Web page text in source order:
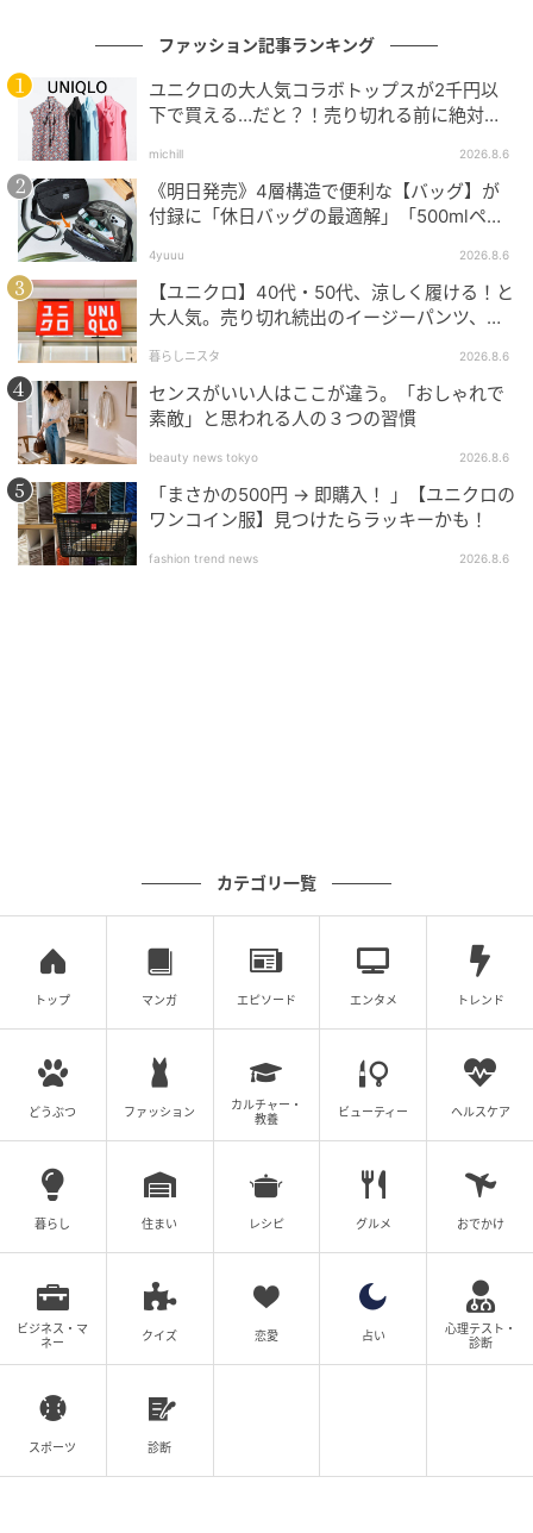
素敵なあの人Web
コート：USヴィンテージ・アーミーコート T.B.オリジ
ナル刺繡
パンツ：tigre brocante
ブラウス：tigre brocante
スカーフ：ヴィンテージ Karl Lagerfeld
バック：CHANEL
シューズ：Nike Air Max
メガネ：MYKITA LAYANA
残念ながら会場内部の撮影はすっかり忘れて残念！
天満宮と言えば今、期間限定の特別な仮殿が迎えてく
れます。
ファッション記事ランキング
ユニクロの大人気コラボトップスが2千円以
下で買える…だと？！売り切れる前に絶対買
michill 2026.8.6
《明日発売》4層構造で便利な【バッグ】が
付録に「休日バッグの最適解」「500mlペッ
4yuuu 2026.8.6
【ユニクロ】40代・50代、涼しく履ける！と
大人気。売り切れ続出のイージーパンツ、買
暮らしニスタ 2026.8.6
センスがいい人はここが違う。「おしゃれで
素敵」と思われる人の３つの習慣
beauty news tokyo 2026.8.6
「まさかの500円 → 即購入！ 」【ユニクロの
ワンコイン服】見つけたらラッキーかも！
fashion trend news 2026.8.6
カテゴリ一覧
トップ マンガ エピソード エンタメ トレンド
どうぶつ ファッション
カルチャー・
教養
ビューティー ヘルスケア
暮らし 住まい レシピ グルメ おでかけ
ビジネス・マ
ネー
クイズ 恋愛 占い
心理テスト・
診断
スポーツ 診断